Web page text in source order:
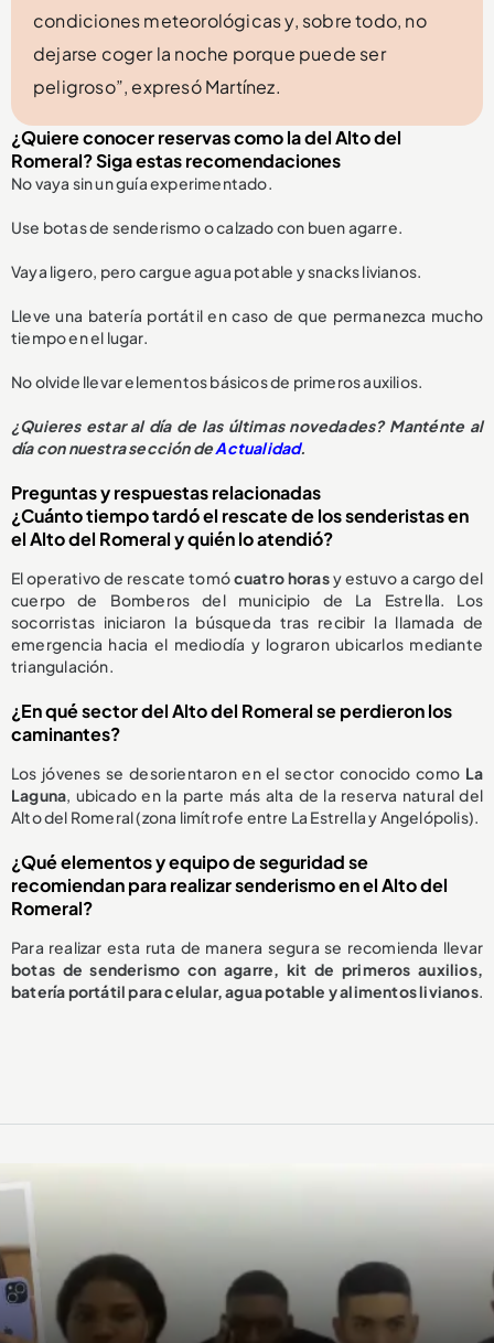
condiciones meteorológicas y, sobre todo, no
dejarse coger la noche porque puede ser
peligroso”, expresó Martínez.
¿Quiere conocer reservas como la del Alto del
Romeral? Siga estas recomendaciones
No vaya sin un guía experimentado.
Use botas de senderismo o calzado con buen agarre.
Vaya ligero, pero cargue agua potable y snacks livianos.
Lleve una batería portátil en caso de que permanezca mucho
tiempo en el lugar.
No olvide llevar elementos básicos de primeros auxilios.
¿Quieres estar al día de las últimas novedades? Manténte al
día con nuestra sección deActualidad.
Preguntas y respuestas relacionadas
¿Cuánto tiempo tardó el rescate de los senderistas en
el Alto del Romeral y quién lo atendió?
El operativo de rescate tomócuatro horasy estuvo a cargo del
cuerpo de Bomberos del municipio de La Estrella. Los
socorristas iniciaron la búsqueda tras recibir la llamada de
emergencia hacia el mediodía y lograron ubicarlos mediante
triangulación.
¿En qué sector del Alto del Romeral se perdieron los
caminantes?
Los jóvenes se desorientaron en el sector conocido como La
Laguna, ubicado en la parte más alta de la reserva natural del
Alto del Romeral (zona limítrofe entre La Estrella y Angelópolis).
¿Qué elementos y equipo de seguridad se
recomiendan para realizar senderismo en el Alto del
Romeral?
Para realizar esta ruta de manera segura se recomienda llevar
botas de senderismo con agarre, kit de primeros auxilios,
batería portátil para celular, agua potable y alimentos livianos.